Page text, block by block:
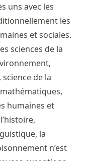
uns avec les
les
et sociales.
sciences de la
science de la
humaines et
la
n’est